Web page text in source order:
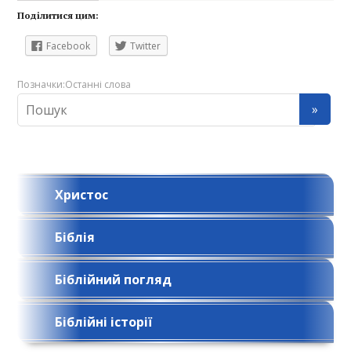
Поділитися цим:
Facebook Twitter
Позначки:Останні слова
Христос
Біблія
Біблійний погляд
Біблійні історії